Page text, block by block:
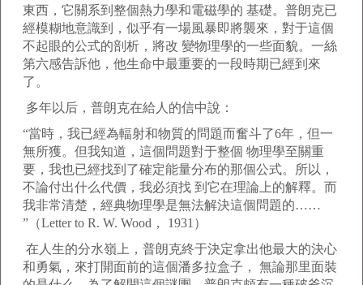
東西，它關系到整個熱力學和電磁學的 基礎。普朗克已
經模糊地意識到，似乎有一場風暴即將襲來，對于這個
不起眼的公式的剖析，將改 變物理學的一些面貌。一絲
第六感告訴他，他生命中最重要的一段時期已經到來
了。
多年以后，普朗克在給人的信中說：
“當時，我已經為輻射和物質的問題而奮斗了6年，但一
無所獲。但我知道，這個問題對于整個 物理學至關重
要，我也已經找到了確定能量分布的那個公式。所以，
不論付出什么代價，我必須找 到它在理論上的解釋。而
我非常清楚，經典物理學是無法解決這個問題的……
”（Letter to R. W. Wood， 1931）
在人生的分水嶺上，普朗克終于決定拿出他最大的決心
和勇氣，來打開面前的這個潘多拉盒子， 無論那里面裝